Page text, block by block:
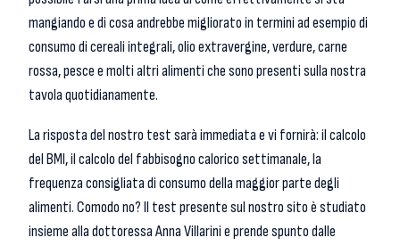
mangiando e di cosa andrebbe migliorato in termini ad esempio di
consumo di cereali integrali, olio extravergine, verdure, carne
rossa, pesce e molti altri alimenti che sono presenti sulla nostra
tavola quotidianamente.
La risposta del nostro test sarà immediata e vi fornirà: il calcolo
del BMI, il calcolo del fabbisogno calorico settimanale, la
frequenza consigliata di consumo della maggior parte degli
alimenti. Comodo no? Il test presente sul nostro sito è studiato
insieme alla dottoressa Anna Villarini e prende spunto dalle